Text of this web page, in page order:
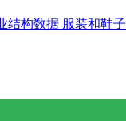
结构数据 服装和鞋子